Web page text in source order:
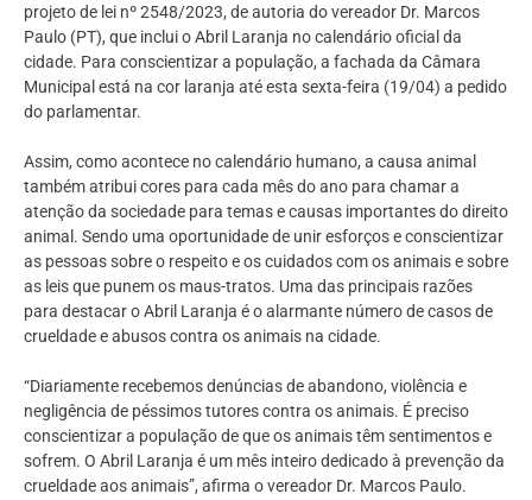
projeto de lei nº 2548/2023, de autoria do vereador Dr. Marcos
Paulo (PT), que inclui o Abril Laranja no calendário oficial da
cidade. Para conscientizar a população, a fachada da Câmara
Municipal está na cor laranja até esta sexta-feira (19/04) a pedido
do parlamentar.
Assim, como acontece no calendário humano, a causa animal
também atribui cores para cada mês do ano para chamar a
atenção da sociedade para temas e causas importantes do direito
animal. Sendo uma oportunidade de unir esforços e conscientizar
as pessoas sobre o respeito e os cuidados com os animais e sobre
as leis que punem os maus-tratos. Uma das principais razões
para destacar o Abril Laranja é o alarmante número de casos de
crueldade e abusos contra os animais na cidade.
“Diariamente recebemos denúncias de abandono, violência e
negligência de péssimos tutores contra os animais. É preciso
conscientizar a população de que os animais têm sentimentos e
sofrem. O Abril Laranja é um mês inteiro dedicado à prevenção da
crueldade aos animais”, afirma o vereador Dr. Marcos Paulo.